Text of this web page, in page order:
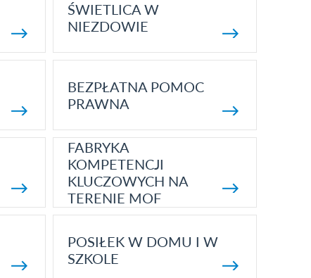
ŚWIETLICA W
NIEZDOWIE
BEZPŁATNA POMOC
PRAWNA
FABRYKA
KOMPETENCJI
KLUCZOWYCH NA
TERENIE MOF
POSIŁEK W DOMU I W
SZKOLE